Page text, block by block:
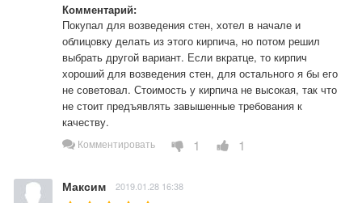
Комментарий:
Покупал для возведения стен, хотел в начале и
облицовку делать из этого кирпича, но потом решил
выбрать другой вариант. Если вкратце, то кирпич
хороший для возведения стен, для остального я бы его
не советовал. Стоимость у кирпича не высокая, так что
не стоит предъявлять завышенные требования к
качеству.
Комментировать 1 1
Максим 2019.01.28 16:38